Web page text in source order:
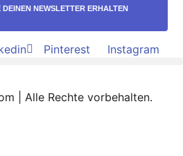
NEWSLETTER ERHALTEN
Pinterest Instagram
| Alle Rechte vorbehalten.